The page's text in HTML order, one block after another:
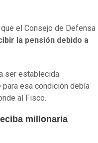
el Consejo de Defensa
la pensión debido a
ser establecida
para esa condición debía
al Fisco.
millonaria